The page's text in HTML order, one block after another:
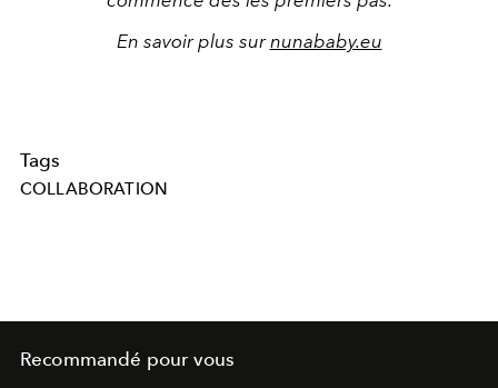
En savoir plus surnunababy.eu
Tags
COLLABORATION
Recommandé pour vous